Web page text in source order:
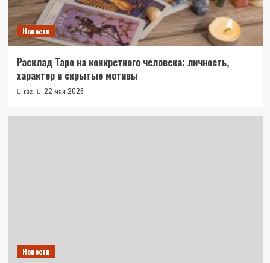
Новости
Расклад Таро на конкретного человека: личность,
характер и скрытые мотивы
raz 22 мая 2026
Новости